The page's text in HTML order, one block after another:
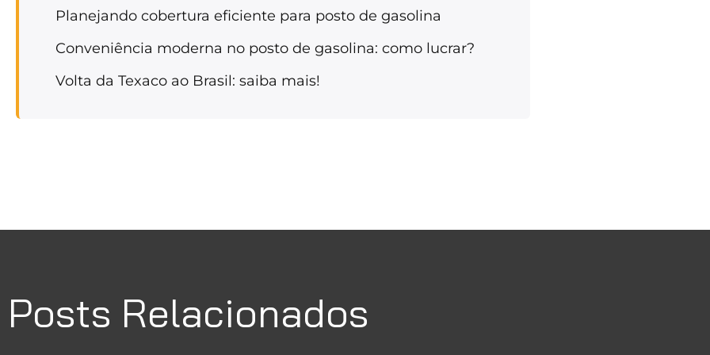
Planejando cobertura eficiente para posto de gasolina
Conveniência moderna no posto de gasolina: como lucrar?
Volta da Texaco ao Brasil: saiba mais!
Posts Relacionados